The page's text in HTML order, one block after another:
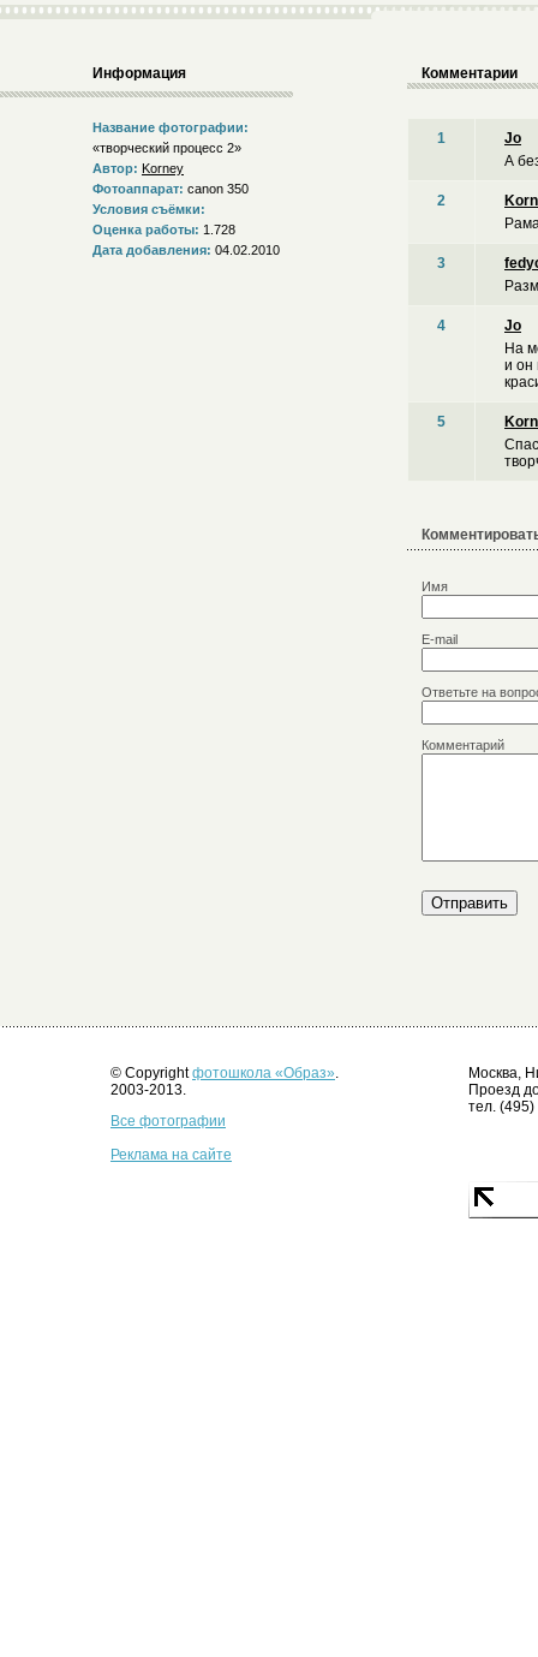
Информация
Название фотографии:
«творческий процесс 2»
Автор: Korney
Фотоаппарат: canon 350
Условия съёмки:
Оценка работы: 1.728
Дата добавления: 04.02.2010
Комментарии
1
Jo
А
2
3
4
Jo
На
и он
5
Имя
E-mail
Ответьте на
Комментарий
© Copyrightфотошкола «Образ».
2003-2013.
Все фотографии
Реклама на сайте
Москва,
Проезд
тел.